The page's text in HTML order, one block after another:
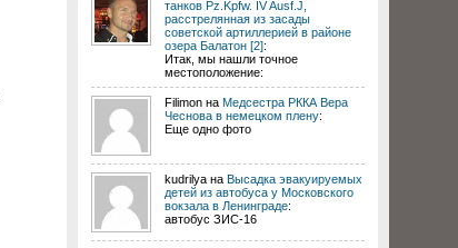
танков Pz.Kpfw. IV Ausf.J,
расстрелянная из засады
советской артиллерией в районе
озера Балатон [2]:
Итак, мы нашли точное
местоположение:
Filimon на Медсестра РККА Вера
Чеснова в немецком плену:
Еще одно фото
kudrilya на Высадка эвакуируемых
детей из автобуса у Московского
вокзала в Ленинграде:
автобус ЗИС-16